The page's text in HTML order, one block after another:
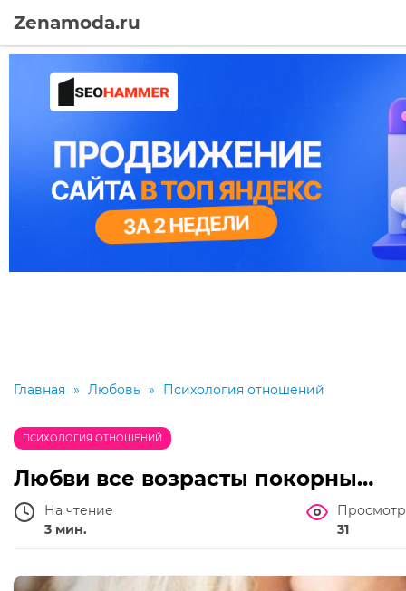
Zenamoda.ru
Главная » Любовь » Психология отношений
ПСИХОЛОГИЯ ОТНОШЕНИЙ
Любви все возрасты покорны…
На чтение
3 мин.
31